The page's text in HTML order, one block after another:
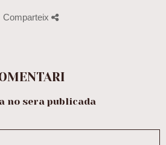
Comparteix
no sera publicada